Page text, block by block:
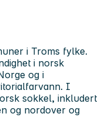
i Troms fylke.
i norsk
og i
I
sokkel, inkludert
og nordover og